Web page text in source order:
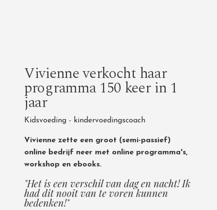
Vivienne verkocht haar
programma 150 keer in 1
jaar
Kidsvoeding - kindervoedingscoach
Vivienne zette een groot (semi-passief)
online bedrijf neer met online programma's,
workshop en ebooks.
"Het is een verschil van dag en nacht! Ik
had dit nooit van te voren kunnen
bedenken!"